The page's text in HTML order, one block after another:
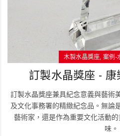
木製水晶獎座 案例-
訂製水晶獎座 -
訂製水晶獎座兼具紀念意義與藝術
及文化事務署的精緻紀念品。無論
藝術家，還是作為重要文化活動
味。